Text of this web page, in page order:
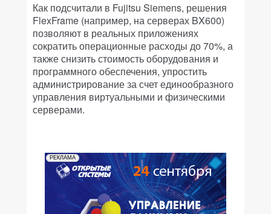
Как подсчитали в Fujitsu Siemens, решения
FlexFrame (например, на серверах BX600)
позволяют в реальных приложениях
сократить операционные расходы до 70%, а
также снизить стоимость оборудования и
программного обеспечения, упростить
администрирование за счет единообразного
управления виртуальными и физическими
серверами.
РЕКЛАМА